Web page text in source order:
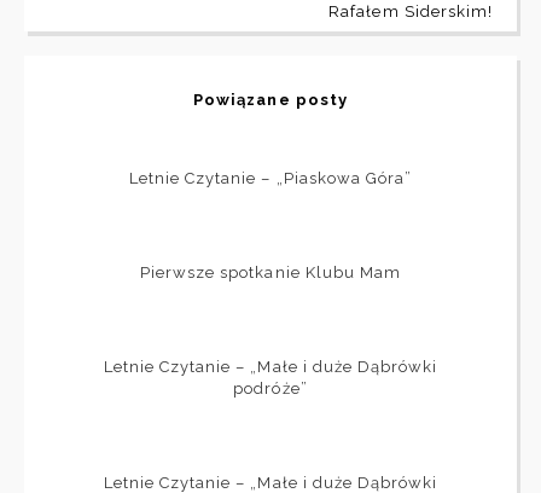
Rafałem Siderskim!
Powiązane posty
Letnie Czytanie – „Piaskowa Góra”
Pierwsze spotkanie Klubu Mam
Letnie Czytanie – „Małe i duże Dąbrówki
podróże”
Letnie Czytanie – „Małe i duże Dąbrówki